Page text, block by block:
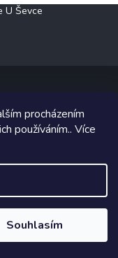
procházením
používáním.. Více
Souhlasím
U Ševce
práva vyhrazena.